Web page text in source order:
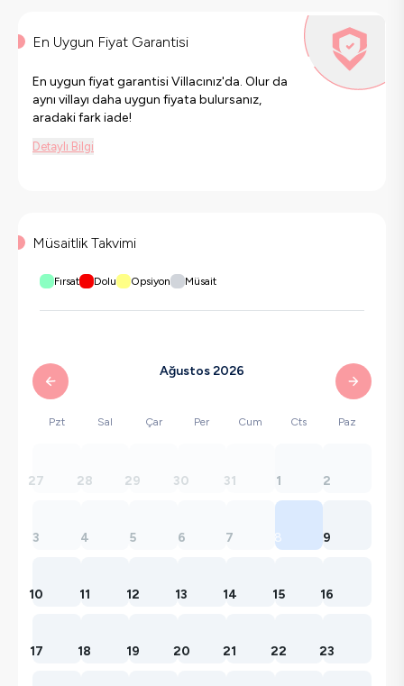
En Uygun Fiyat Garantisi
En uygun fiyat garantisi Villacınız'da. Olur da
aynı villayı daha uygun fiyata bulursanız,
aradaki fark iade!
Detaylı Bilgi
Müsaitlik Takvimi
Fırsat Dolu Opsiyon Müsait
Ağustos 2026
Pzt Sal Çar Per Cum Cts Paz
27 28 29 30 31 1 2
3 4 5 6 7 8 9
10 11 12 13 14 15 16
17 18 19 20 21 22 23